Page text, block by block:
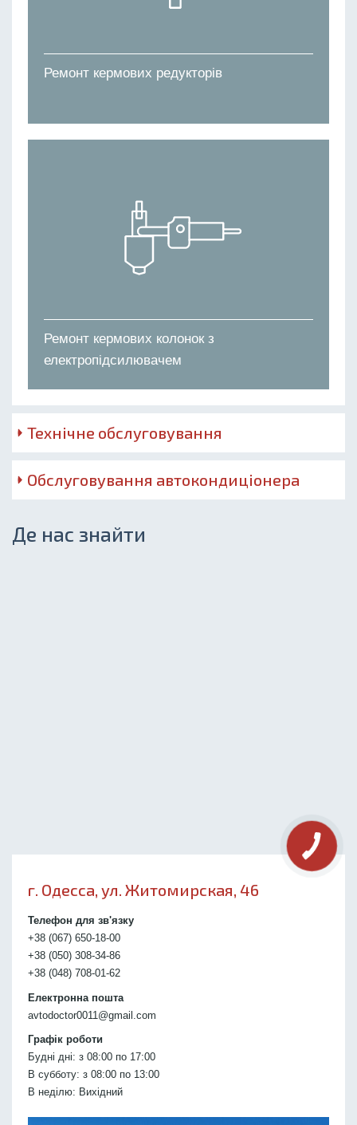
Ремонт кермових редукторів
Ремонт кермових колонок з
електропідсилювачем
Технічне обслуговування
Обслуговування автокондиціонера
Де нас знайти
г. Одесса, ул. Житомирская, 46
Телефон для зв'язку
+38 (067) 650-18-00
+38 (050) 308-34-86
+38 (048) 708-01-62
Електронна пошта
avtodoctor0011@gmail.com
Графік роботи
Будні дні: з 08:00 по 17:00
В субботу: з 08:00 по 13:00
В неділю: Вихідний